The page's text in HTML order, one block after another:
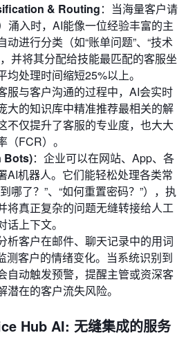
& Routing：当海量客户请
涌入时，AI能像一位经验丰富的主
进行分类（如“账单问题”、“技术
并将其分配给技能最匹配的客服坐
处理时间缩短25%以上。
服与客户沟通的过程中，AI会实时
大的知识库中精准推荐最相关的解
不仅提升了客服的专业度，也大大
FCR）。
Bots)：企业可以在网站、App、各
AI机器人。它们能轻松处理各类常
哪了？”、“如何重置密码？”），执
将真正复杂的问题无缝转接给人工
上下文。
析客户在邮件、聊天记录中的用词
测客户的情绪变化。当系统识别到
自动触发预警，提醒主管或资深客
在的客户流失风险。
Hub AI: 无缝集成的服务